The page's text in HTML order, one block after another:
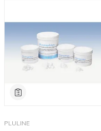
PLULINE